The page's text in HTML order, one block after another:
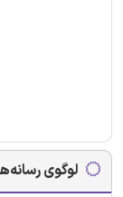
لوگوی